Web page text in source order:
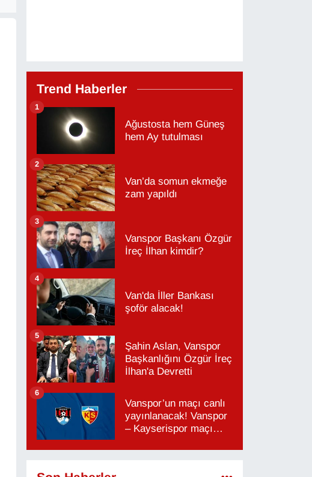
Trend Haberler
Ağustosta hem Güneş
hem Ay tutulması
1
Van’da somun ekmeğe
zam yapıldı
2
Vanspor Başkanı Özgür
İreç İlhan kimdir?
3
Van'da İller Bankası
şoför alacak!
4
Şahin Aslan, Vanspor
Başkanlığını Özgür İreç
İlhan'a Devretti
5
Vanspor’un maçı canlı
yayınlanacak! Vanspor
– Kayserispor maçı
6